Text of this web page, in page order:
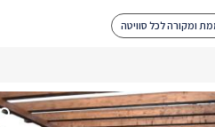
ומקורה לכל סוויטה